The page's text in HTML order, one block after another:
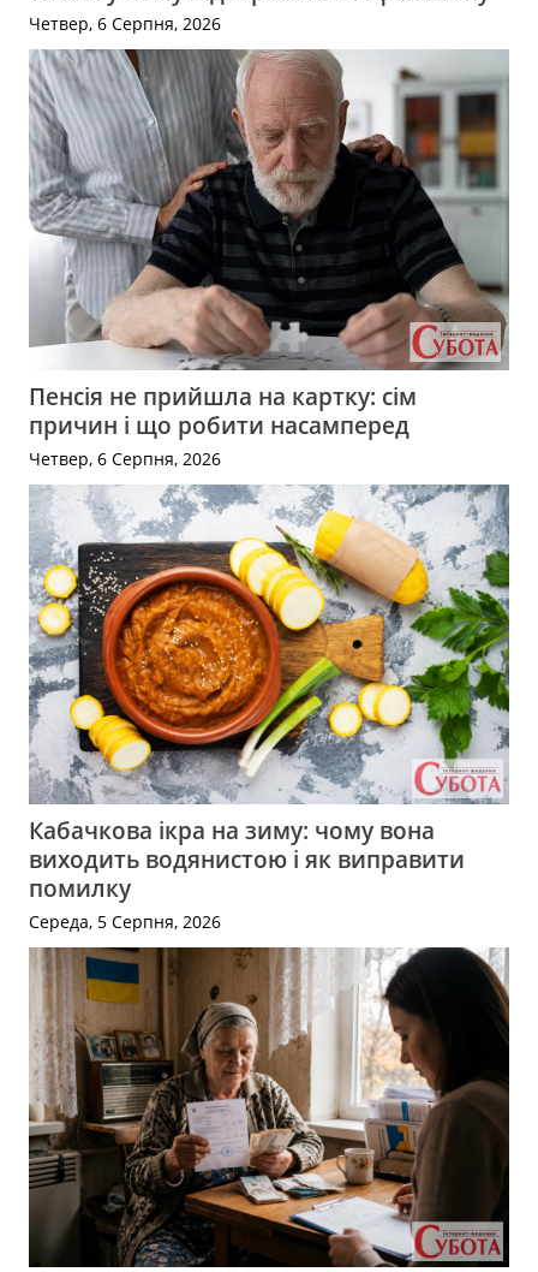
Четвер, 6 Серпня, 2026
Пенсія не прийшла на картку: сім
причин і що робити насамперед
Четвер, 6 Серпня, 2026
Кабачкова ікра на зиму: чому вона
виходить водянистою і як виправити
помилку
Середа, 5 Серпня, 2026